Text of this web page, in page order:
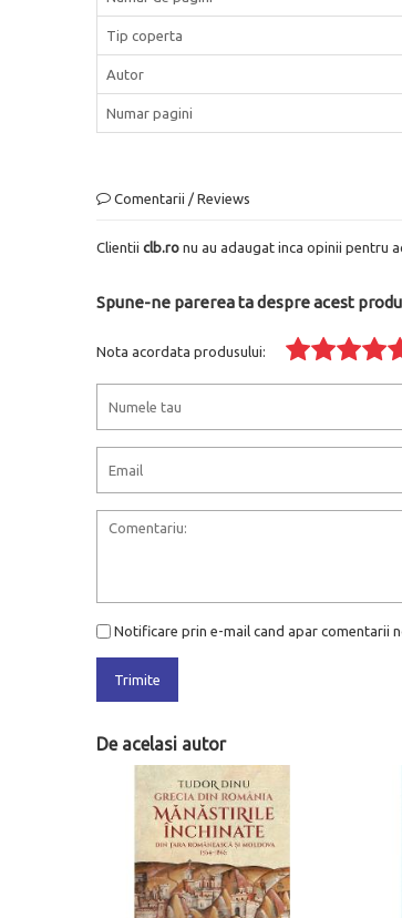
Tip coperta
Autor
Numar pagini
Comentarii / Reviews
Clientii clb.ro nu au adaugat inca opinii pentru
Spune-ne parerea ta despre acest
Nota acordata produsului:
Notificare prin e-mail cand apar comentarii
Trimite
De acelasi autor